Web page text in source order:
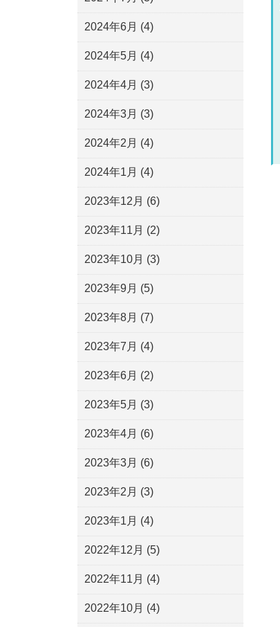
2024年6月 (4)
2024年5月 (4)
2024年4月 (3)
2024年3月 (3)
2024年2月 (4)
2024年1月 (4)
2023年12月 (6)
2023年11月 (2)
2023年10月 (3)
2023年9月 (5)
2023年8月 (7)
2023年7月 (4)
2023年6月 (2)
2023年5月 (3)
2023年4月 (6)
2023年3月 (6)
2023年2月 (3)
2023年1月 (4)
2022年12月 (5)
2022年11月 (4)
2022年10月 (4)